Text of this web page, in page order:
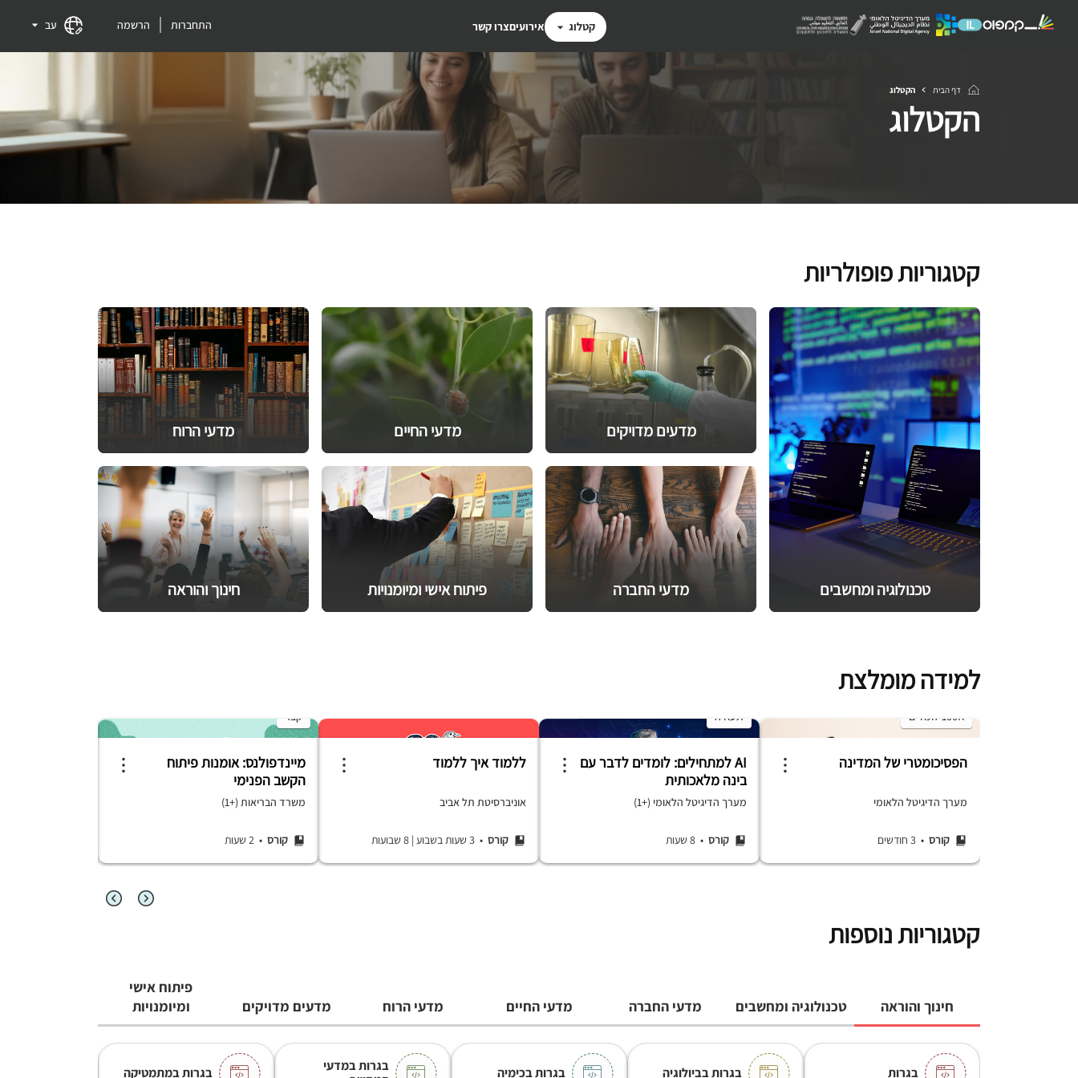
קטלוג אירועיםצרו קשר התחברות הרשמה עב
דף הבית הקטלוג
הקטלוג
קטגוריות פופולריות
טכנולוגיה ומחשבים
מדעים מדויקים מדעי החיים מדעי הרוח
מדעי החברה פיתוח אישי ומיומנויות חינוך והוראה
למידה מומלצת
100K לומדים
הפסיכומטרי של המדינה
מערך הדיגיטל הלאומי
קורס • 3 חודשים
תעודה
AI למתחילים: לומדים לדבר עם
בינה מלאכותית
מערך הדיגיטל הלאומי (+1)
קורס • 8 שעות
ללמוד איך ללמוד
אוניברסיטת תל אביב
קורס • 3 שעות בשבוע |
קצר
מיינדפולנס: אומנות פיתוח
הקשב הפנימי
משרד הבריאות (+1)
קורס • 2 שעות
קטגוריות נוספות
חינוך והוראה טכנולוגיה ומחשבים מדעי החברה מדעי החיים מדעי הרוח מדעים מדויקים
פיתוח אישי
ומיומנויות
בגרות בגרות בביולוגיה בגרות בכימיה
בגרות במדעי
בגרות במתמטיקה